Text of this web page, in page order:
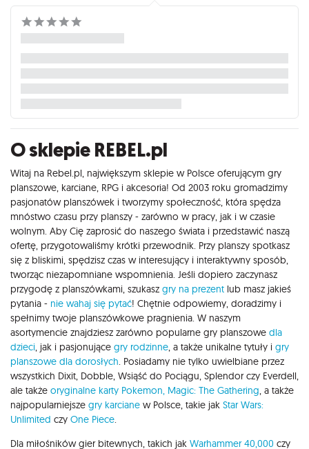
O sklepie REBEL.pl
Witaj na Rebel.pl, największym sklepie w Polsce oferującym gry
planszowe, karciane, RPG i akcesoria! Od 2003 roku gromadzimy
pasjonatów planszówek i tworzymy społeczność, która spędza
mnóstwo czasu przy planszy - zarówno w pracy, jak i w czasie
wolnym. Aby Cię zaprosić do naszego świata i przedstawić naszą
ofertę, przygotowaliśmy krótki przewodnik. Przy planszy spotkasz
się z bliskimi, spędzisz czas w interesujący i interaktywny sposób,
tworząc niezapomniane wspomnienia. Jeśli dopiero zaczynasz
przygodę z planszówkami, szukasz gry na prezent lub masz jakieś
pytania - nie wahaj się pytać! Chętnie odpowiemy, doradzimy i
spełnimy twoje planszówkowe pragnienia. W naszym
asortymencie znajdziesz zarówno popularne gry planszowe dla
dzieci , jak i pasjonujące gry rodzinne , a także unikalne tytuły i gry
planszowe dla dorosłych . Posiadamy nie tylko uwielbiane przez
wszystkich Dixit, Dobble, Wsiąść do Pociągu, Splendor czy Everdell,
ale także oryginalne karty Pokemon, Magic: The Gathering , a także
najpopularniejsze gry karciane w Polsce, takie jak Star Wars:
Unlimited czy One Piece
Dla miłośników gier bitewnych, takich jak Warhammer 40,000 czy